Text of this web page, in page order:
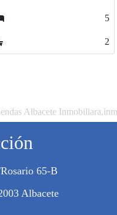
4
3
Albacete
65-B
Albacete